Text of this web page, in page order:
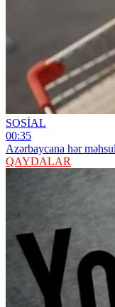
SOSİAL
00:35
Azərbaycana hər
QAYDALAR